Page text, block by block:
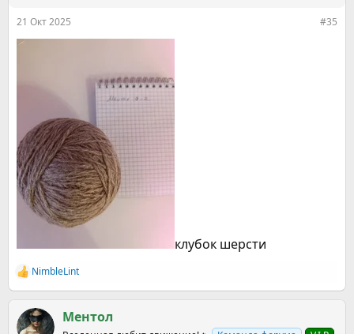
21 Окт 2025 #35
клубок шерсти
Р
е
к
ц
NimbleLint
Ментол